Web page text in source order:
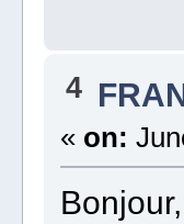
4
« on:
Bonjour,